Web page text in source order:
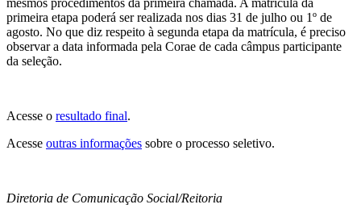
mesmos procedimentos da primeira chamada. A matrícula da
primeira etapa poderá ser realizada nos dias 31 de julho ou 1º de
agosto. No que diz respeito à segunda etapa da matrícula, é preciso
observar a data informada pela Corae de cada câmpus participante
da seleção.
Acesse o resultado final.
Acesse outras informações sobre o processo seletivo.
Diretoria de Comunicação Social/Reitoria